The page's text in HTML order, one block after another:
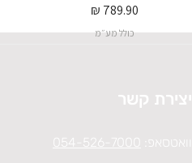
מחיר
כולל מע״מ
יצירת קשר
וואטסאפ: 054-526-7000